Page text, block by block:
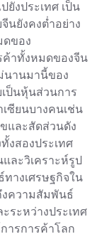
ยังประเทศ เป็น
นยังคงต่ำอย่าง
ดของ
ค้าทั้งหมดของจีน
นานมานี้ของ
ป็นหุ้นส่วนการ
ซียนบางคนเช่น
และสัดส่วนดัง
งสองประเทศ
ละวิเคราะห์รูป
างเศรษฐกิจใน
งความสัมพันธ์
ระหว่างประเทศ
ารการค้าโลก